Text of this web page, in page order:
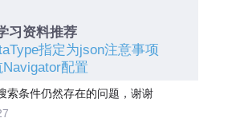
习资料推荐
指定为json注意事项
配置
索条件仍然存在的问题，谢谢